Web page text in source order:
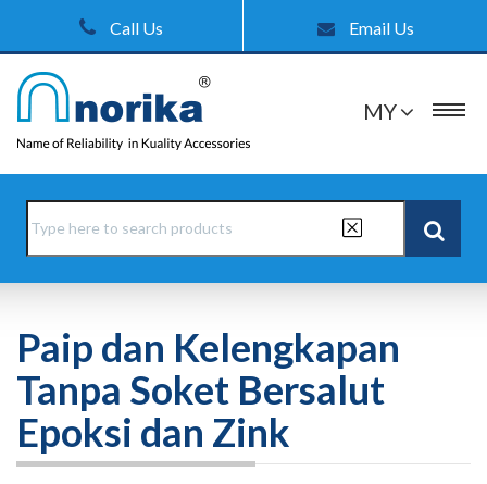
Call Us Email Us
MY
Paip dan Kelengkapan
Tanpa Soket Bersalut
Epoksi dan Zink